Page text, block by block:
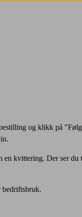
og klikk på
en kvittering. Der ser du
bedriftsbruk.